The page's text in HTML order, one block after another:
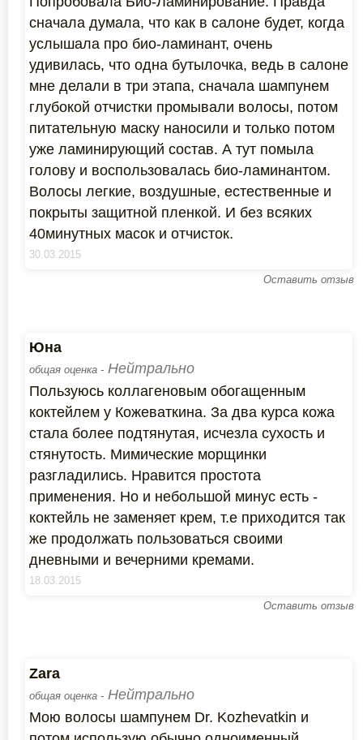
сначала думала, что как в салоне будет, когда
услышала про био-ламинант, очень
удивилась, что одна бутылочка, ведь в салоне
мне делали в три этапа, сначала шампунем
глубокой отчистки промывали волосы, потом
питательную маску наносили и только потом
уже ламинирующий состав. А тут помыла
голову и воспользовалась био-ламинантом.
Волосы легкие, воздушные, естественные и
покрыты защитной пленкой. И без всяких
40минутных масок и отчисток.
30.03.2015
Оставить отзыв
Юна
общая оценка - Нейтрально
Пользуюсь коллагеновым обогащенным
коктейлем у Кожеваткина. За два курса кожа
стала более подтянутая, исчезла сухость и
стянутость. Мимические морщинки
разгладились. Нравится простота
применения. Но и небольшой минус есть -
коктейль не заменяет крем, т.е приходится так
же продолжать пользоваться своими
дневными и вечерними кремами.
18.03.2015
Оставить отзыв
Zara
общая оценка - Нейтрально
Мою волосы шампунем Dr. Kozhevatkin и